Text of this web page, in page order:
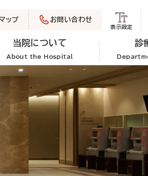
当院について
About the Hospital
診
ップ お問い合わせ
表示設定